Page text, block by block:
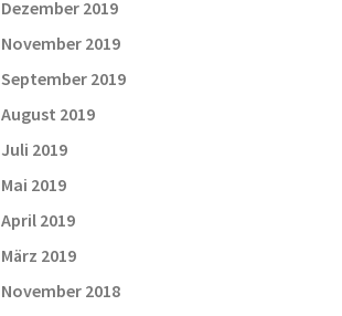
Dezember 2019
November 2019
September 2019
August 2019
Juli 2019
Mai 2019
April 2019
März 2019
November 2018